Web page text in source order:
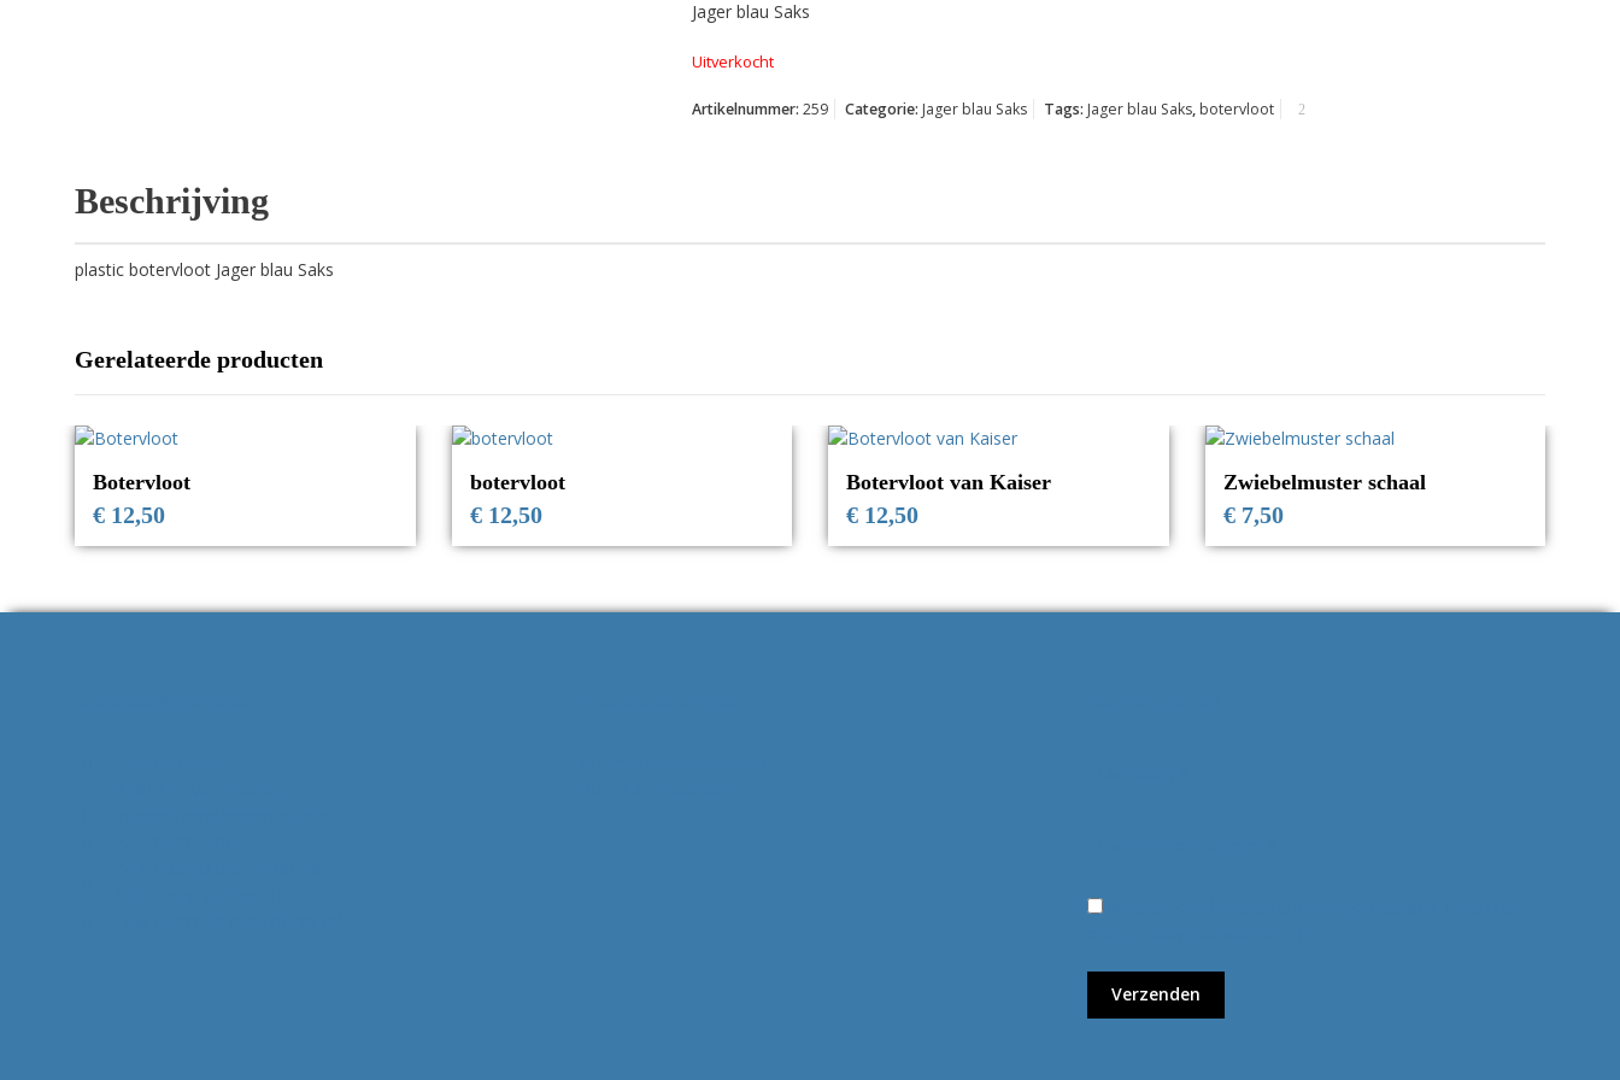
Jager blau Saks
Uitverkocht
Artikelnummer:259 Categorie: Jager blau Saks Tags: Jager blau Saks, botervloot
Beschrijving
plastic botervloot Jager blau Saks
Gerelateerde producten
Botervloot
€ 12,50
botervloot
€12,50
Botervloot van Kaiser
€ 12,50
Zwiebelmuster schaal
€7,50